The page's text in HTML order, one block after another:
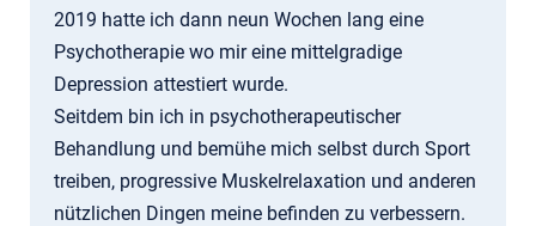
2019 hatte ich dann neun Wochen lang eine
Psychotherapie wo mir eine mittelgradige
Depression attestiert wurde.
Seitdem bin ich in psychotherapeutischer
Behandlung und bemühe mich selbst durch Sport
treiben, progressive Muskelrelaxation und anderen
nützlichen Dingen meine befinden zu verbessern.